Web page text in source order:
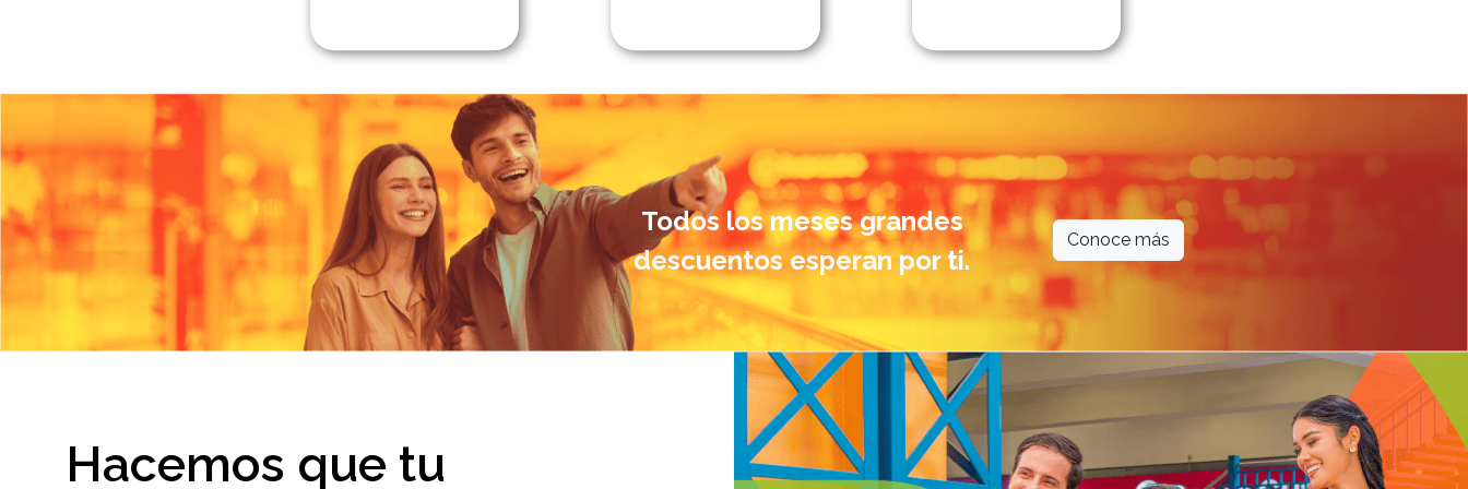
Todos los meses grandes
descuentos esperan por ti.
Conoce más
Hacemos que tu